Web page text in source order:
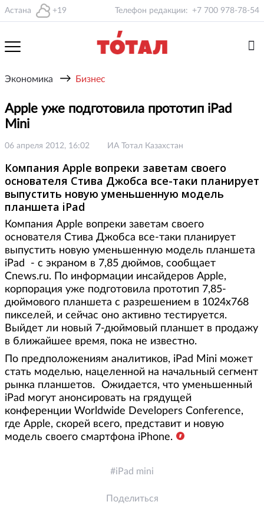
Астана +19 Телефон редакции: +7 700 978-78-54
Экономика → Бизнес
Apple уже подготовила прототип iPad
Mini
06 апреля 2012, 16:02 ИА Тотал Казахстан
Компания Apple вопреки заветам своего
основателя Стива Джобса все-таки планирует
выпустить новую уменьшенную модель
планшета iPad
Компания Apple вопреки заветам своего
основателя Стива Джобса все-таки планирует
выпустить новую уменьшенную модель планшета
iPad - с экраном в 7,85 дюймов, сообщает
Cnews.ru. По информации инсайдеров Apple,
корпорация уже подготовила прототип 7,85-
дюймового планшета с разрешением в 1024x768
пикселей, и сейчас оно активно тестируется.
Выйдет ли новый 7-дюймовый планшет в продажу
в ближайшее время, пока не известно.
По предположениям аналитиков, iPad Mini может
стать моделью, нацеленной на начальный сегмент
рынка планшетов. Ожидается, что уменьшенный
iPad могут анонсировать на грядущей
конференции Worldwide Developers Conference,
где Apple, скорей всего, представит и новую
модель своего смартфона iPhone.
iPad mini
Поделиться